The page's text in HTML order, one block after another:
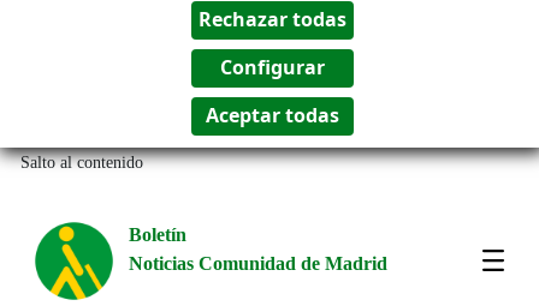
Salto al contenido
Boletín
Noticias Comunidad de Madrid